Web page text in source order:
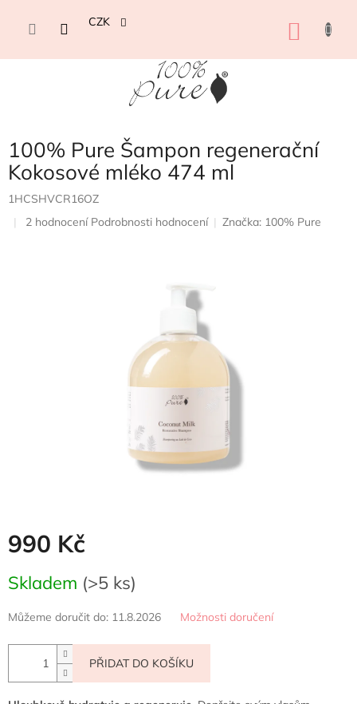
obsah
CZK
100% Pure Šampon regenerační
Kokosové mléko 474 ml
1HCSHVCR16OZ
Průměrné
2 hodnocení Podrobnosti hodnocení Značka: 100% Pure
990 Kč
cena:
Skladem (>5 ks)
Můžeme doručit do: 11.8.2026 Možnosti doručení
PŘIDAT DO KOŠÍKU